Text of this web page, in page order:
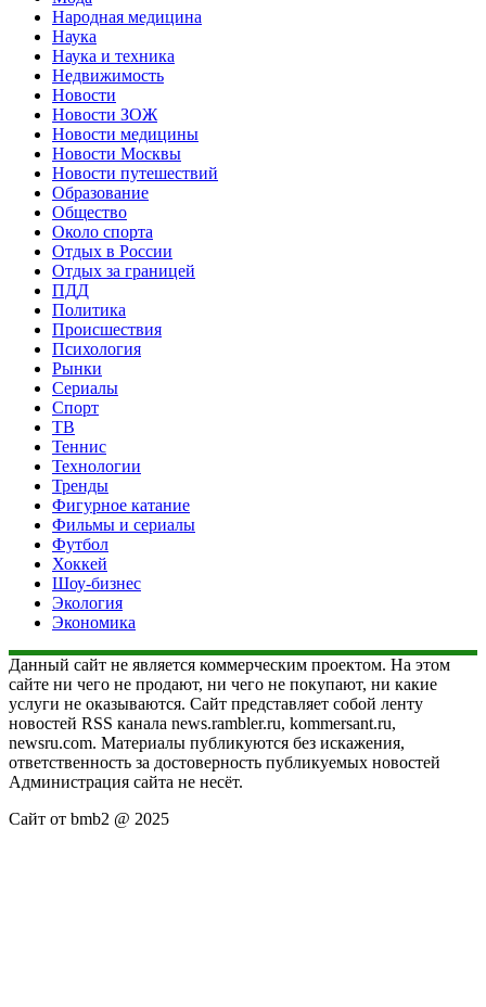
Народная медицина
Наука
Наука и техника
Недвижимость
Новости
Новости ЗОЖ
Новости медицины
Новости Москвы
Новости путешествий
Образование
Общество
Около спорта
Отдых в России
Отдых за границей
ПДД
Политика
Происшествия
Психология
Рынки
Сериалы
Спорт
ТВ
Теннис
Технологии
Тренды
Фигурное катание
Фильмы и сериалы
Футбол
Хоккей
Шоу-бизнес
Экология
Экономика
Данный сайт не является коммерческим проектом. На этом
сайте ни чего не продают, ни чего не покупают, ни какие
услуги не оказываются. Сайт представляет собой ленту
новостей RSS канала news.rambler.ru, kommersant.ru,
newsru.com. Материалы публикуются без искажения,
ответственность за достоверность публикуемых новостей
Администрация сайта не несёт.
Сайт от bmb2 @ 2025